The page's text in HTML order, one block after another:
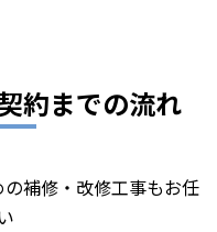
約までの流れ
補修・改修工事もお任